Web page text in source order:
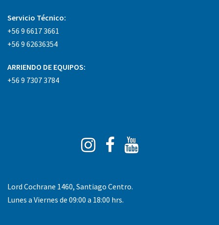
Servicio Técnico:
+56 9 6617 3661
+56 9 62636354
ARRIENDO DE EQUIPOS:
+56 9 7307 3784
Instagram
Facebook
Tube
Lord Cochrane 1460, Santiago Centro.
Lunes a Viernes de 09:00 a 18:00 hrs.